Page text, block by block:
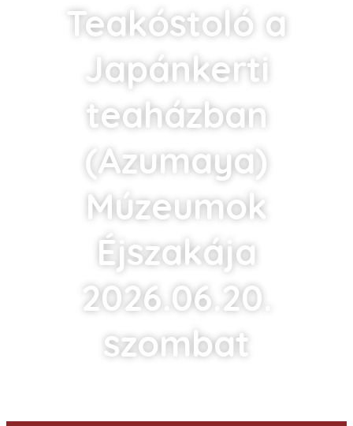
Teakóstoló a
Japánkerti
teaházban
(Azumaya)
Múzeumok
Éjszakája
2026.06.20.
szombat